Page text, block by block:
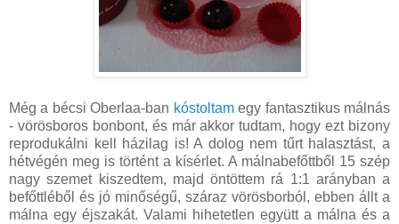
Még a bécsi Oberlaa-ban kóstoltamegy fantasztikus málnás
- vörösboros bonbont, és már akkor tudtam, hogy ezt bizony
reprodukálni kell házilag is! A dolog nem tűrt halasztást, a
hétvégén meg is történt a kísérlet. A málnabefőttből 15 szép
nagy szemet kiszedtem, majd öntöttem rá 1:1 arányban a
befőttléből és jó minőségű, száraz vörösborból, ebben állt a
málna egy éjszakát. Valami hihetetlen együtt a málna és a